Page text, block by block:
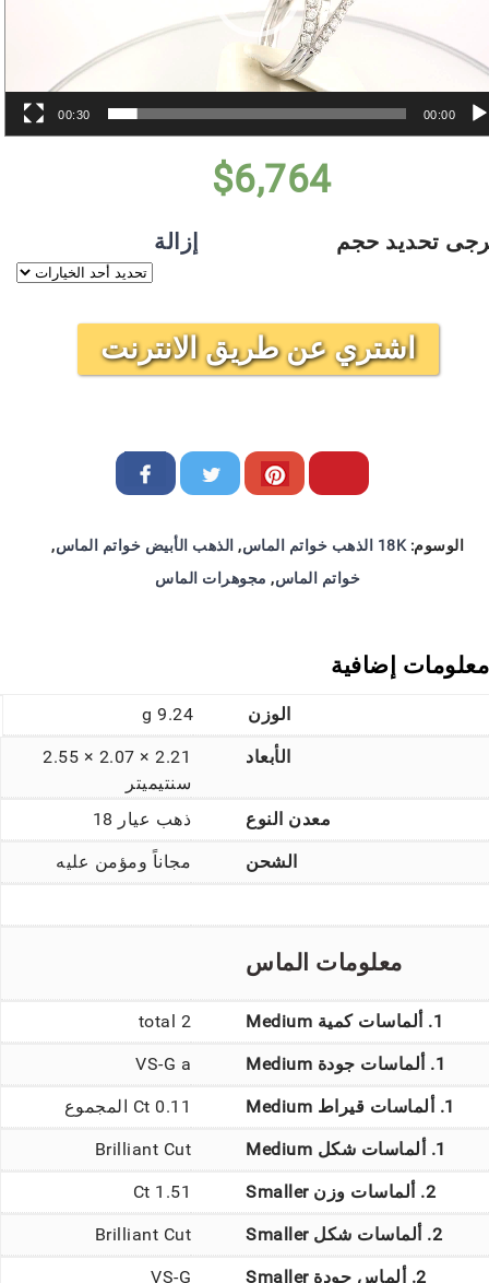
00:00
00:30
$6,764
تحديد حجم إزالة
اشتري عن طريق الانترنت
الوسوم: 18K الذهب خواتم الماس , الذهب الأبيض خواتم الماس,
خواتم الماس, مجوهرات الماس
معلومات إضافية
الوزن 9.24 g
الأبعاد
2.21 × 2.07 × 2.55
سنتيميتر
معدن النوع
ذهب عيار 18
الشحن مجاناً ومؤمن عليه
معلومات الماس
1. ألماسات كمية Medium 2 total
1. ألماسات جودة Medium VS-G a
1. ألماسات قيراط Medium 0.11 Ct المجموع
1. ألماسات شكل Medium Brilliant Cut
2. ألماسات وزن Smaller 1.51 Ct
2. ألماسات شكل Smaller Brilliant Cut
2. ألماس جودة Smaller VS-G